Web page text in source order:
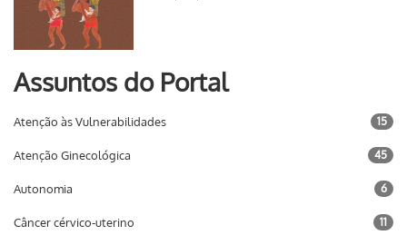
Assuntos do Portal
Atenção às Vulnerabilidades 15
Atenção Ginecológica 45
Autonomia 6
Câncer cérvico-uterino 11